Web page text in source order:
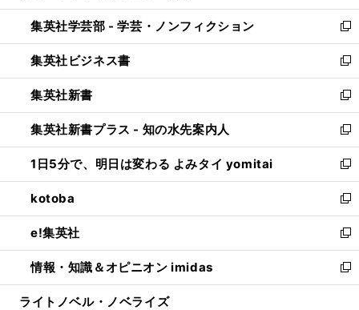
開
く
ウ
で
開
く
ン
ド
ウ
で
開
く
ウ
ィ
ン
ド
ウ
で
開
く
集英社学芸部 - 学芸・ノンフィクション
新
し
い
ウ
ィ
ン
ド
ウ
で
開
く
集英社ビジネス書
新
し
い
ウ
ィ
ン
ド
ウ
で
開
く
集英社新書
新
し
い
ウ
ィ
ン
ド
ウ
で
開
く
集英社新書プラス - 知の水先案内人
新
し
い
ウ
ィ
ン
ド
ウ
で
開
1日5分で、明日は変わる よみタイ yomitai
新
し
い
ウ
ィ
ン
ド
ウ
kotoba
新
し
い
ウ
ィ
ン
e!集英社
新
し
い
ウ
情報・知識＆オピニオン imidas
新
し
ライトノベル・ノベライズ